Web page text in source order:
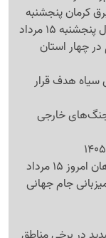
15 مرداد
چهار استان
هدف قرار
خارجی
15 مرداد
جام جهانی